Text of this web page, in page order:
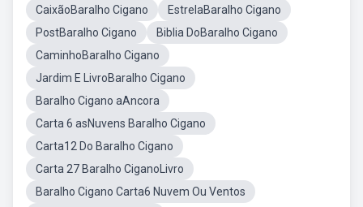
CaixãoBaralho Cigano
EstrelaBaralho Cigano
PostBaralho Cigano
Biblia DoBaralho Cigano
CaminhoBaralho Cigano
Jardim E LivroBaralho Cigano
Baralho Cigano aAncora
Carta 6 asNuvens Baralho Cigano
Carta12 Do Baralho Cigano
Carta 27 Baralho CiganoLivro
Baralho Cigano Carta6 Nuvem Ou Ventos